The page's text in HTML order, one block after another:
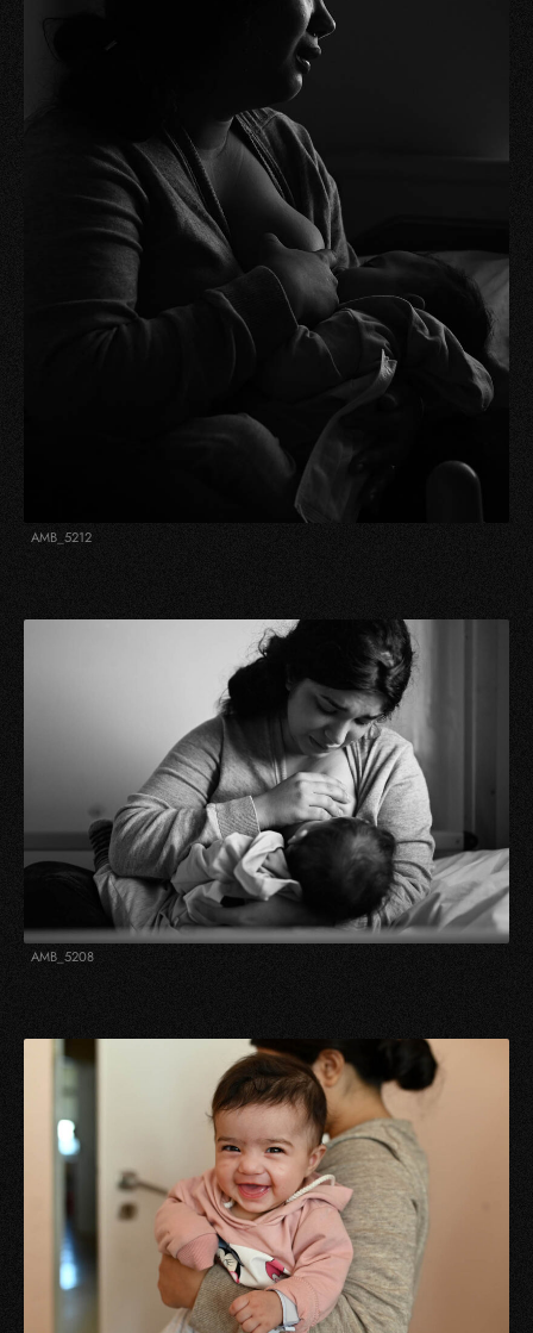
AMB_5212
AMB_5208